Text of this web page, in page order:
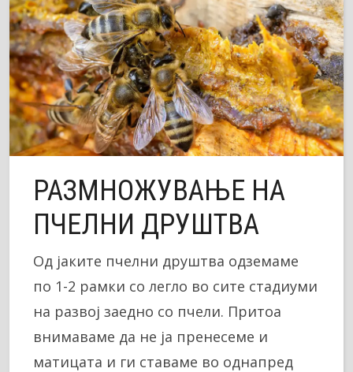
РАЗМНОЖУВАЊЕ НА
ПЧЕЛНИ ДРУШТВА
Од јаките пчелни друштва одземаме
по 1-2 рамки со легло во сите стадиуми
на развој заедно со пчели. Притоа
внимаваме да не ја пренесеме и
матицата и ги ставаме во однапред